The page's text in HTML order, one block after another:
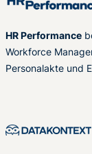
HR Performance
Workforce
Personalakte und